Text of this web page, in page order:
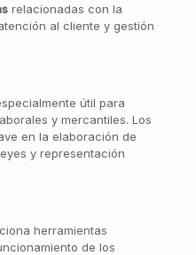
relacionadas con la
al cliente y gestión
útil para
y mercantiles. Los
en la elaboración de
y representación
herramientas
de los